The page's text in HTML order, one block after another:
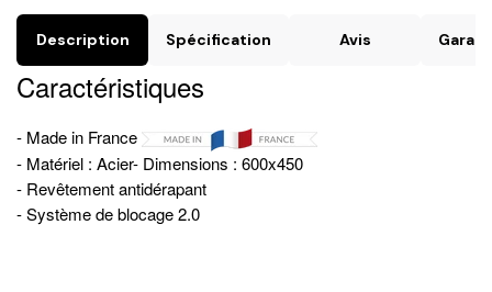
Description Spécification Avis
Caractéristiques
- Made in France
- Matériel : Acier- Dimensions : 600x450
- Revêtement antidérapant
- Système de blocage 2.0